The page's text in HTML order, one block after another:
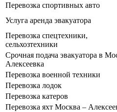
Перевозка спортивных авто
Услуга аренда эвакуатора
Перевозка спецтехники,
сельхозтехники
Срочная подача эвакуатора в
Алексеевка
Перевозка военной техники
Перевозка лодок
Перевозка катеров
Перевозка яхт Москва –